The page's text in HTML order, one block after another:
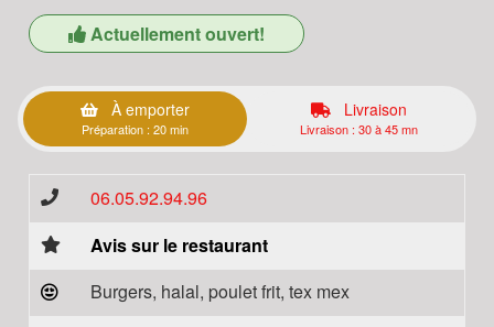
Actuellement ouvert!
À emporter
Préparation : 20 min
Livraison
Livraison : 30 à 45 mn
06.05.92.94.96
Avis sur le restaurant
Burgers, halal, poulet frit, tex mex